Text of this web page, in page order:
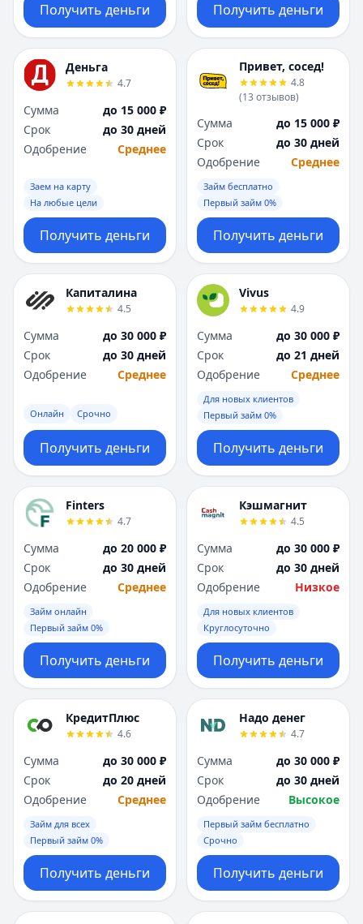
Получить деньги Получить деньги
Деньга
4.7
Сумма
до 15 000 ₽
Срок
до 30 дней
Одобрение
Среднее
Заем на карту
На любые цели
Получить деньги
Привет, сосед!
4.8
(13 отзывов)
Сумма
до 15 000 ₽
Срок
до 30 дней
Одобрение
Среднее
Займ бесплатно
Первый займ 0%
Получить деньги
Капиталина
4.5
Сумма
до 30 000 ₽
Срок
до 30 дней
Одобрение
Среднее
Онлайн Срочно
Получить деньги
Vivus
4.9
Сумма
до 30 000 ₽
Срок
до 21 дней
Одобрение
Среднее
Для новых клиентов
Первый займ 0%
Получить деньги
Finters
4.7
Сумма
до 20 000 ₽
Срок
до 30 дней
Одобрение
Среднее
Займ онлайн
Первый займ 0%
Получить деньги
Кэшмагнит
4.5
Сумма
до 30 000 ₽
Срок
до 30 дней
Одобрение
Низкое
Для новых клиентов
Круглосуточно
Получить деньги
КредитПлюс
4.6
Сумма
до 30 000 ₽
Срок
до 20 дней
Одобрение
Среднее
Займ для всех
Первый займ 0%
Получить деньги
Надо денег
4.7
Сумма
до 30 000 ₽
Срок
до 30 дней
Одобрение
Высокое
Первый займ бесплатно
Срочно
Получить деньги